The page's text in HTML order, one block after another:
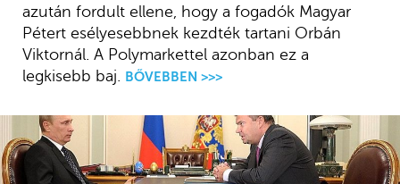
azután fordult ellene, hogy a fogadók Magyar
Pétert esélyesebbnek kezdték tartani Orbán
Viktornál. A Polymarkettel azonban ez a
legkisebb baj.
BŐVEBBEN >>>